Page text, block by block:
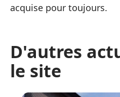
acquise pour toujours.
D'autres
le site